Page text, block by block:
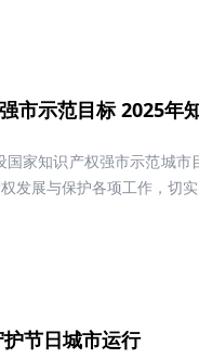
市示范目标 2025年
家知识产权强市示范城
发展与保护各项工作，切
节日城市运行